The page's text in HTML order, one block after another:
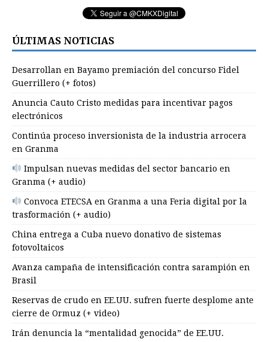
ÚLTIMAS NOTICIAS
Desarrollan en Bayamo premiación del concurso Fidel
Guerrillero (+ fotos)
Anuncia Cauto Cristo medidas para incentivar pagos
electrónicos
Continúa proceso inversionista de la industria arrocera
en Granma
Impulsan nuevas medidas del sector bancario en
Granma (+ audio)
Convoca ETECSA en Granma a una Feria digital por la
trasformación (+ audio)
China entrega a Cuba nuevo donativo de sistemas
fotovoltaicos
Avanza campaña de intensificación contra sarampión en
Brasil
Reservas de crudo en EE.UU. sufren fuerte desplome ante
cierre de Ormuz (+ video)
Irán denuncia la “mentalidad genocida” de EE.UU.